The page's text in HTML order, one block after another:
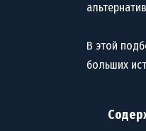
В этой
больших